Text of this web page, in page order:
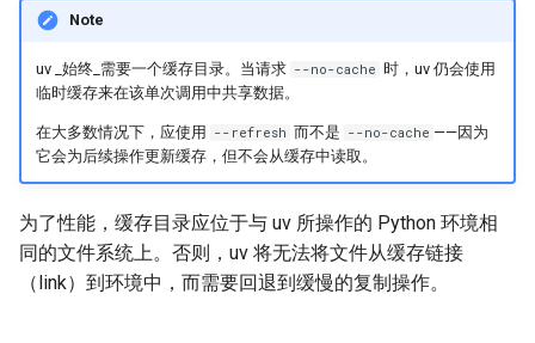
Note
uv _始终_需要一个缓存目录。当请求 --no-cache 时，uv 仍会使用
临时缓存来在该单次调用中共享数据。
在大多数情况下，应使用 --refresh 而不是 --no-cache ——因为
它会为后续操作更新缓存，但不会从缓存中读取。
为了性能，缓存目录应位于与 uv 所操作的 Python 环境相
同的文件系统上。否则，uv 将无法将文件从缓存链接
（link）到环境中，而需要回退到缓慢的复制操作。